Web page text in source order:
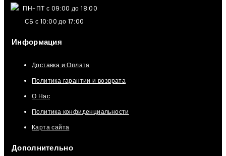
ПН-ПТ с 09:00 до 18:00
СБ с 10:00 до 17:00
Информация
Доставка и Оплата
Политика гарантии и возврата
О Нас
Политика конфиденциальности
Карта сайта
Дополнительно